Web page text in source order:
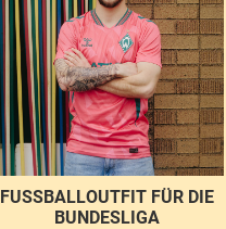
FUSSBALLOUTFIT FÜR DIE B
UNDESLIGA